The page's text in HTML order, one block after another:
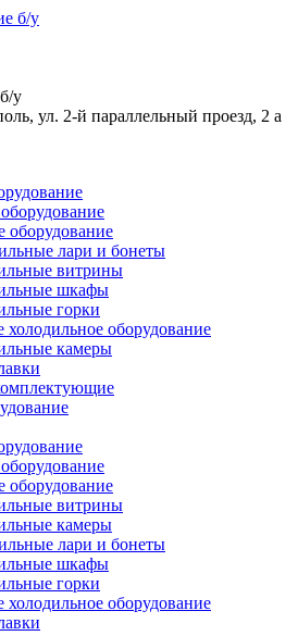
у
, ул. 2-й параллельный проезд, 2 a
оборудование
лари и бонеты
витрины
шкафы
горки
холодильное оборудование
камеры
оборудование
витрины
камеры
лари и бонеты
шкафы
горки
холодильное оборудование